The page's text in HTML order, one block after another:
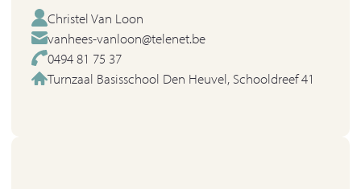
Christel Van Loon
vanhees-vanloon@telenet.be
0494 81 75 37
Turnzaal Basisschool Den Heuvel, Schooldreef 41